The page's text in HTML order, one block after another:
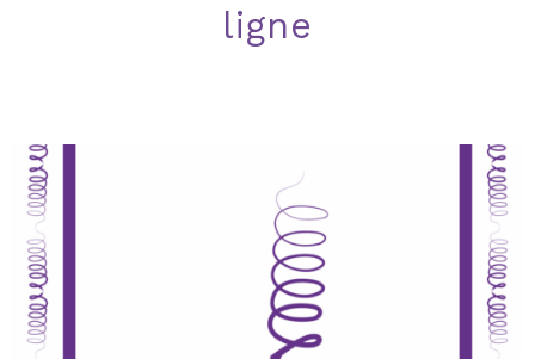
ligne